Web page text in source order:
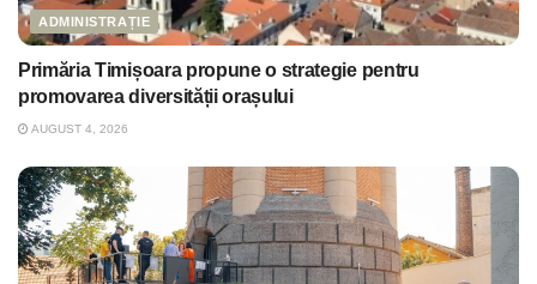
ADMINISTRAȚIE
Primăria Timișoara propune o strategie pentru
promovarea diversității orașului
AUGUST 4, 2026